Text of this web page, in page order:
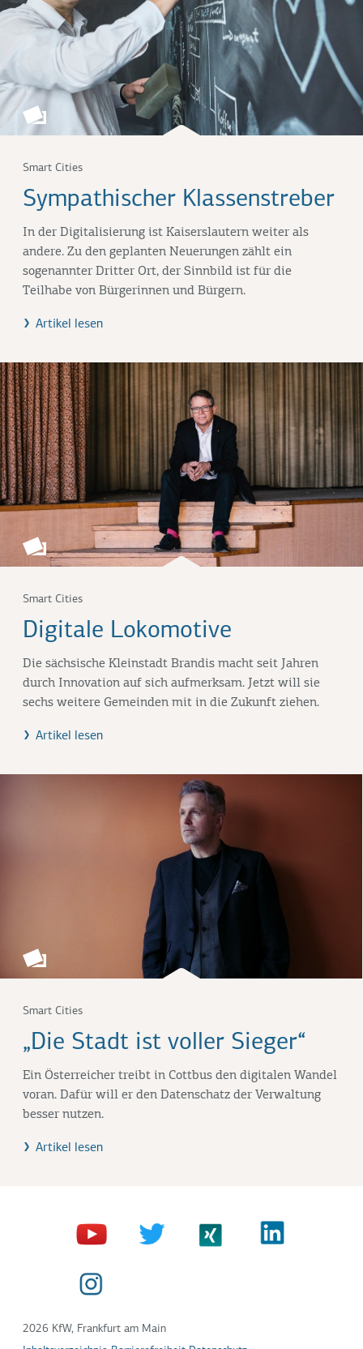
Smart Cities
Sympathischer Klassenstreber
In der Digitalisierung ist Kaiserslautern weiter als
andere. Zu den geplanten Neuerungen zählt ein
sogenannter Dritter Ort, der Sinnbild ist für die
Teilhabe von Bürgerinnen und Bürgern.
Artikel lesen
Smart Cities
Digitale Lokomotive
Die sächsische Kleinstadt Brandis macht seit Jahren
durch Innovation auf sich aufmerksam. Jetzt will sie
sechs weitere Gemeinden mit in die Zukunft ziehen.
Artikel lesen
Smart Cities
„Die Stadt ist voller Sieger“
Ein Österreicher treibt in Cottbus den digitalen Wandel
voran. Dafür will er den Datenschatz der Verwaltung
besser nutzen.
Artikel lesen
2026 KfW, Frankfurt am Main